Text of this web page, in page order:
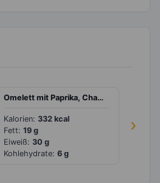
›
Omelett mit Paprika, Champignons und Mozzarella
Kalorien: 332 kcal
Fett: 19 g
Eiweiß: 30 g
Kohlehydrate: 6 g